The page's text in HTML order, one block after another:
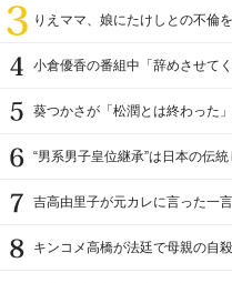
りえママ、娘にたけしとの不倫
小倉優香の番組中「辞めさせて
葵つかさが「松潤とは終わった
“男系男子皇位継承”は日本の伝
吉高由里子が元カレに言った一言
キンコメ高橋が法廷で母親の自